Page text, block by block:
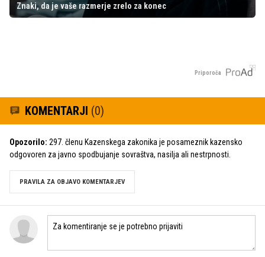
Znaki, da je vaše razmerje zrelo za konec
Priporoča
KOMENTARJI (0)
Opozorilo: 297. členu Kazenskega zakonika je posameznik kazensko
odgovoren za javno spodbujanje sovraštva, nasilja ali nestrpnosti.
PRAVILA ZA OBJAVO KOMENTARJEV